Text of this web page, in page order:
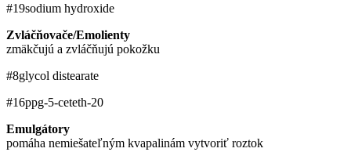
#19sodium hydroxide
Zvláčňovače/Emolienty
zmäkčujú a zvláčňujú pokožku
#8glycol distearate
#16ppg-5-ceteth-20
Emulgátory
pomáha nemiešateľným kvapalinám vytvoriť roztok